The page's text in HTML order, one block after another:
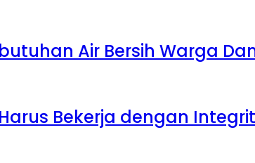
Air Bersih Warga
Bekerja dengan